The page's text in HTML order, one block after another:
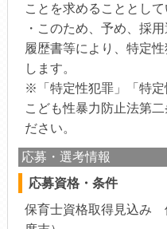
ことを求めることとして
・このため、予め、採
履歴書等により、特定
します。
※「特定性犯罪」「特
こども性暴力防止法第
ださい。
応募・選考情報
応募資格・条件
保育士資格取得見込み